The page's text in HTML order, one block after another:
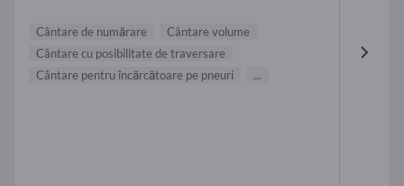
Cântare de numărare
Cântare volume
Cântare cu posibilitate de traversare
Cântare pentru încărcătoare pe pneuri
...